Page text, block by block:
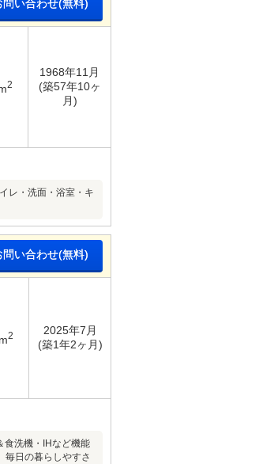
問い合わせ(無料)
2
1968年11月
(築57年10ヶ
月)
レ・洗面・浴室・キ
問い合わせ(無料)
2
2025年7月
(築1年2ヶ月)
洗機・IHなど機能
日の暮らしやすさ